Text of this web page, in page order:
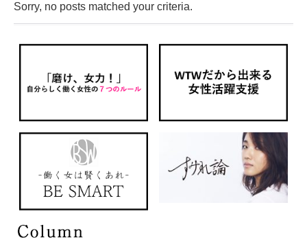
Sorry, no posts matched your criteria.